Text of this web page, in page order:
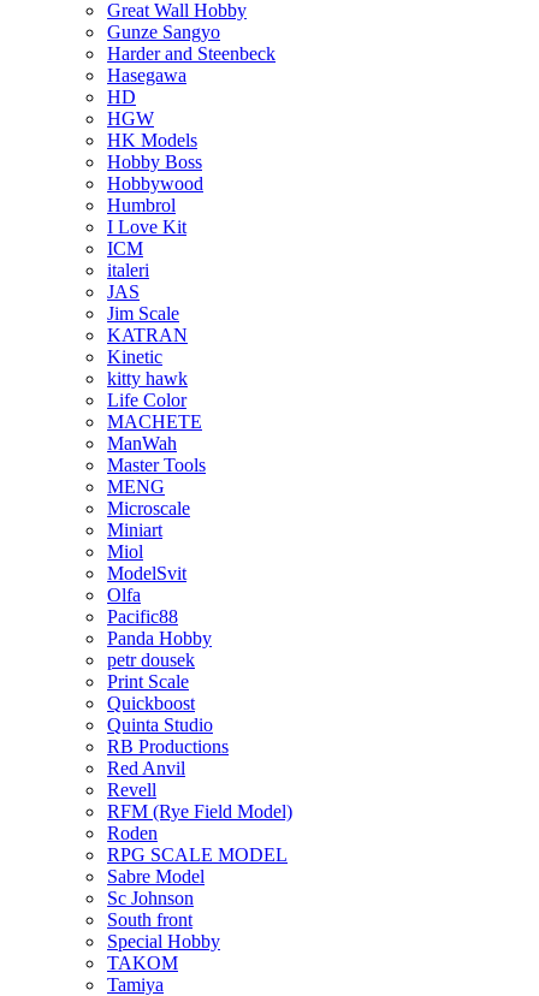
Great Wall Hobby
Gunze Sangyo
Harder and Steenbeck
Hasegawa
HD
HGW
HK Models
Hobby Boss
Hobbywood
Humbrol
I Love Kit
ICM
italeri
JAS
Jim Scale
KATRAN
Kinetic
kitty hawk
Life Color
MACHETE
ManWah
Master Tools
MENG
Microscale
Miniart
Miol
ModelSvit
Olfa
Pacific88
Panda Hobby
petr dousek
Print Scale
Quickboost
Quinta Studio
RB Productions
Red Anvil
Revell
RFM (Rye Field Model)
Roden
RPG SCALE MODEL
Sabre Model
Sc Johnson
South front
Special Hobby
TAKOM
Tamiya